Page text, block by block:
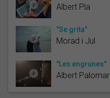
Albert Pla
"Se grita"
Morad i Jul
"Les engrunes"
Albert Palomar